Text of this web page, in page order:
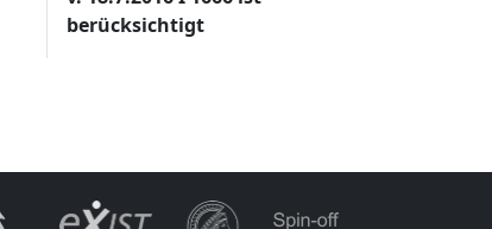
berücksichtigt